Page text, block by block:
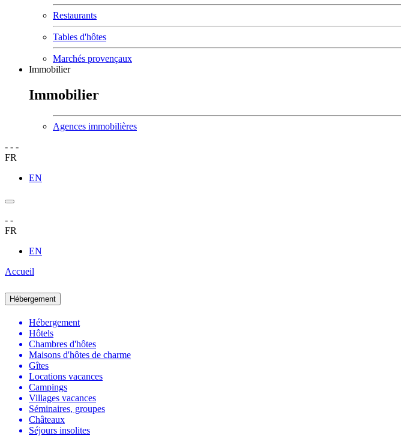
Restaurants
Tables d'hôtes
Marchés provençaux
Immobilier
Immobilier
Agences immobilières
- - -
FR
EN
- -
FR
EN
Accueil
Hébergement
Hébergement
Hôtels
Chambres d'hôtes
Maisons d'hôtes de charme
Gîtes
Locations vacances
Campings
Villages vacances
Séminaires, groupes
Châteaux
Séjours insolites